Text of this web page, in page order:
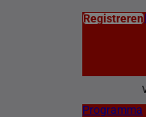
Registreren
Programma